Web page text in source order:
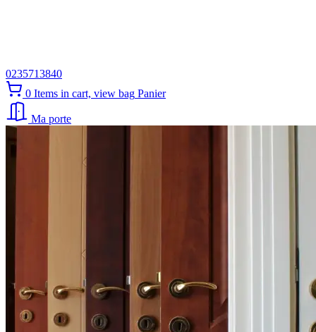
0235713840
0 Items in cart, view bag Panier
Ma porte